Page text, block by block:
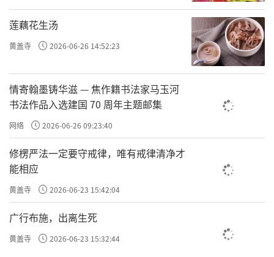
问题及时督促整改。
第十三条 佛教团体对违反本办法的佛教院
校、佛教活动场所和佛教教职人员，视情节轻
重参照相关规定给予处理。对违规放生造成严
重后果的，及时报告有关部门依法处理。
第十四条 佛教界放生活动应自觉接受政府
宗教事务部门和其他相关部门的监督管理，积
极配合有关部门开展的执法检查和调研工作。
第十五条 本办法由中国佛教协会负责解
释，自发布之日起施行。
责任编辑：印月
莲藕花生汤
黄盖寺 2026-06-26 14:52:23
情寄翰墨铸华滋 — 焦作籍书法家马玉河
书法作品入选建国 70 周年主题邮集
网络 2026-06-26 09:23:40
修楞严法一定要守戒律，唯有戒律清净才
能相应
黄盖寺 2026-06-23 15:42:04
广行布施，出离生死
黄盖寺 2026-06-23 15:32:44